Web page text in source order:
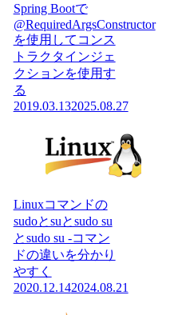
Spring Bootで
@RequiredArgsConstructor
を使用してコンス
トラクタインジェ
クションを使用す
る
2019.03.132025.08.27
Linuxコマンドの
sudoとsuとsudo su
とsudo su -コマン
ドの違いを分かり
やすく
2020.12.142024.08.21